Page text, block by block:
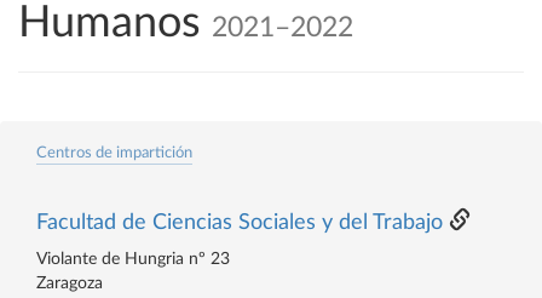
Humanos 2021–2022
Centros de impartición
Facultad de Ciencias Sociales y del Trabajo
Violante de Hungria nº 23
Zaragoza